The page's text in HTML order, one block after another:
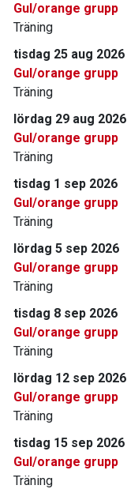
Gul/orange grupp
Träning
tisdag 25 aug 2026
Gul/orange grupp
Träning
lördag 29 aug 2026
Gul/orange grupp
Träning
tisdag 1 sep 2026
Gul/orange grupp
Träning
lördag 5 sep 2026
Gul/orange grupp
Träning
tisdag 8 sep 2026
Gul/orange grupp
Träning
lördag 12 sep 2026
Gul/orange grupp
Träning
tisdag 15 sep 2026
Gul/orange grupp
Träning